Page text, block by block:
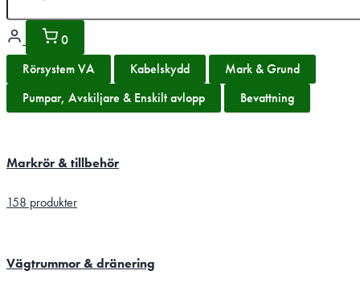
0
Rörsystem VA
Kabelskydd
Mark & Grund
Pumpar, Avskiljare & Enskilt avlopp
Bevattning
Markrör & tillbehör
158 produkter
Vägtrummor & dränering